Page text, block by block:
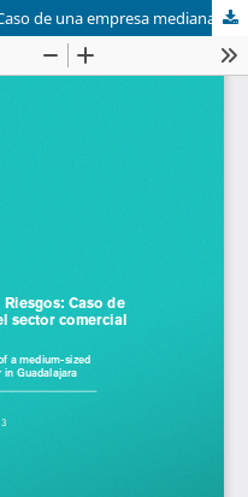
Análisis de la Gestión de Riesgos: Caso de una empresa mediana del sector comercial en Guadalajara